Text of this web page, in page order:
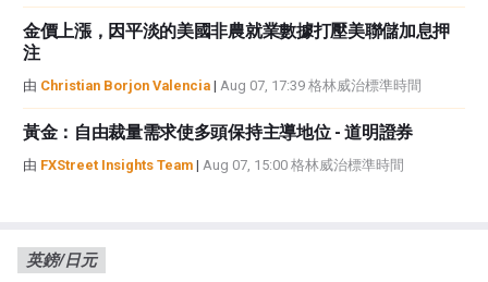
金價上漲，因平淡的美國非農就業數據打壓美聯儲加息押
注
由 Christian Borjon Valencia | Aug 07, 17:39 格林威治標準時間
黃金：自由裁量需求使多頭保持主導地位 - 道明證券
由 FXStreet Insights Team | Aug 07, 15:00 格林威治標準時間
英鎊/日元